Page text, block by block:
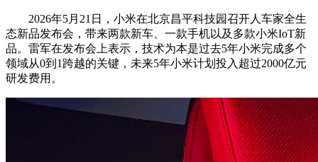
2026年5月21日，小米在北京昌平科技园召开人车家全生
态新品发布会，带来两款新车、一款手机以及多款小米IoT新
品。雷军在发布会上表示，技术为本是过去5年小米完成多个
领域从0到1跨越的关键，未来5年小米计划投入超过2000亿元
研发费用。